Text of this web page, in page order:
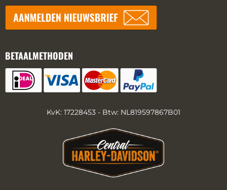
BETAALMETHODEN
KvK: 17228453 - Btw: NL819597867B01